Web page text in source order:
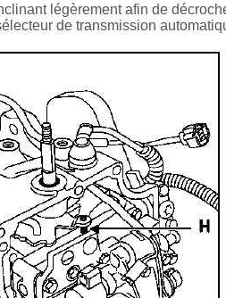
légèrement afin de
de transmission